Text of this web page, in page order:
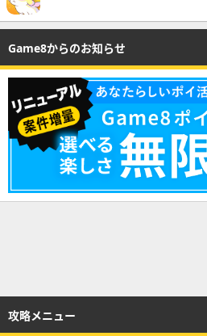
Game8からのお知らせ
攻略メニュー